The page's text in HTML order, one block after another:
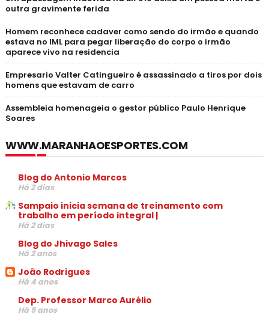
outra gravimente ferida
Homem reconhece cadaver como sendo do irmão e quando
estava no IML para pegar liberação do corpo o irmão
aparece vivo na residencia
Empresario Valter Catingueiro é assassinado a tiros por dois
homens que estavam de carro
Assembleia homenageia o gestor público Paulo Henrique
Soares
WWW.MARANHAOESPORTES.COM
Blog do Antonio Marcos
Há 2 dias
Sampaio inicia semana de treinamento com
trabalho em período integral |
Há 2 dias
Blog do Jhivago Sales
Há 2 anos
João Rodrigues
Há 4 anos
Dep. Professor Marco Aurélio
Há 5 anos